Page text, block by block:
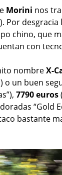
Morini nos
Por
chino, que
con
nombreX-
un buen
7790 euros
“Gold
bastante